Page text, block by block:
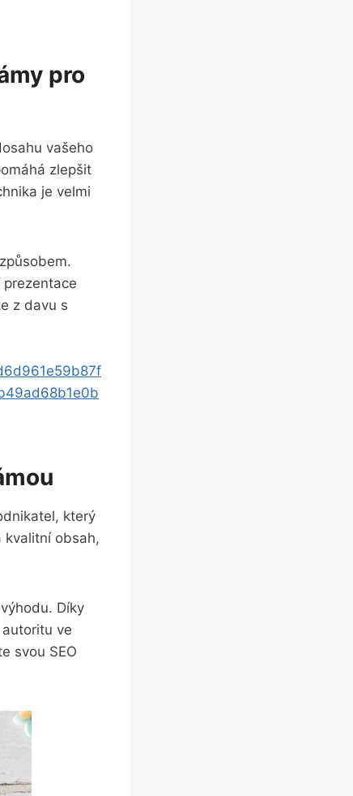
pro
vašeho
zlepšit
je velmi
z davu s
který
kvalitní obsah,
Díky
ve
svou SEO